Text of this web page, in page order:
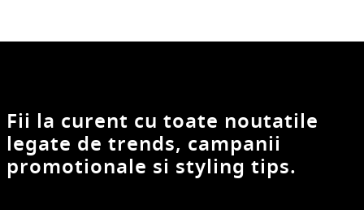
Fii la curent cu toate noutatile
legate de trends, campanii
promotionale si styling tips.